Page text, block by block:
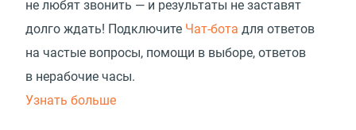
не любят звонить — и результаты не заставят
долго ждать! Подключите Чат-бота для ответов
на частые вопросы, помощи в выборе, ответов
в нерабочие часы.
Узнать больше